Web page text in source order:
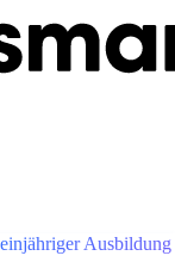
Ausbildung